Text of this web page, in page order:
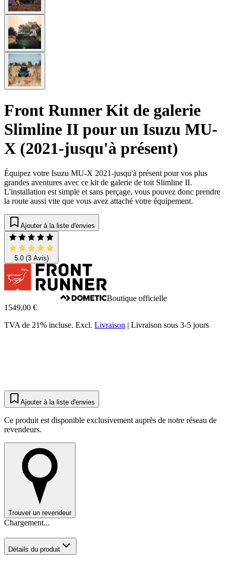
Front Runner Kit de galerie
Slimline II pour un Isuzu MU-
X (2021-jusqu'à présent)
Équipez votre Isuzu MU-X 2021-jusqu'à présent pour vos plus
grandes aventures avec ce kit de galerie de toit Slimline II.
L'installation est simple et sans perçage, vous pouvez donc prendre
la route aussi vite que vous avez attaché votre équipement.
Ajouter à la liste d'envies
5.0(3 Avis)
Boutique officielle
1549,00 €
TVA de 21% incluse. Excl. Livraison | Livraison sous 3-5 jours
Ajouter à la liste d'envies
Ce produit est disponible exclusivement auprès de notre réseau de
revendeurs.
Trouver un revendeur
Chargement...
Détails du produit